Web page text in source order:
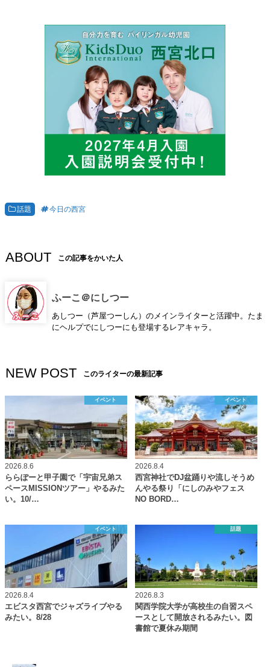
話題 今日の西宮
ABOUT この記事をかいた人
ふーこ＠にしつー
あしつー（芦屋つーしん）のメインライターと活躍中。たま
にヘルプでにしつーにも登場するレアキャラ。
NEW POST このライターの最新記事
イベント
2026.8.6
ららぽーと甲子園で「宇宙兄弟ス
ペースMISSIONツアー」やるみた
い。10/…
イベント
2026.8.4
西宮神社でDJ盆踊りや流しそうめ
んやる祭り「にしのみやフェス
NO BORD…
イベント
2026.8.4
エビスタ西宮でジャズライブやる
みたい。8/28
話題
2026.8.3
関西学院大学が高校生の自習スペ
ースとして開放されるみたい。図
書館で夏休み期間